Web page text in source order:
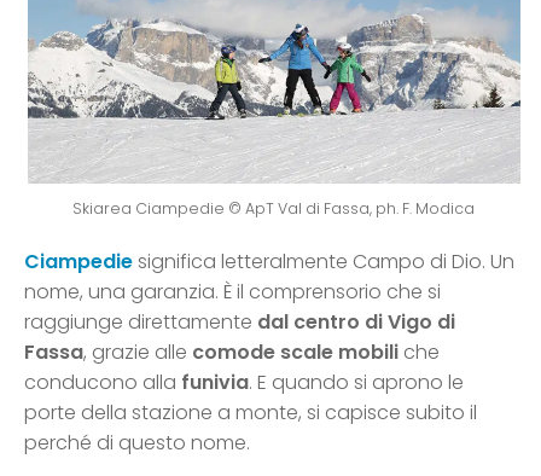
Skiarea Ciampedie © ApT Val di Fassa, ph. F. Modica
Ciampediesignifica letteralmente Campo di Dio. Un
nome, una garanzia. È il comprensorio che si
raggiunge direttamente dal centro di Vigo di
Fassa, grazie alle comode scale mobili che
conducono alla funivia. E quando si aprono le
porte della stazione a monte, si capisce subito il
perché di questo nome.